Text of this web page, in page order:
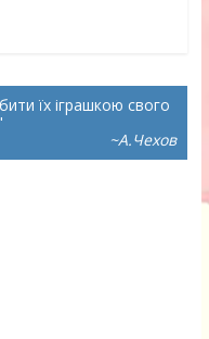
їх іграшкою свого
~А.Чехов